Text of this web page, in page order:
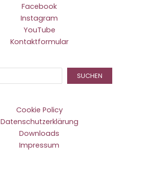
Facebook
Instagram
YouTube
Kontaktformular
SUCHEN
Cookie Policy
Datenschutzerklärung
Downloads
Impressum